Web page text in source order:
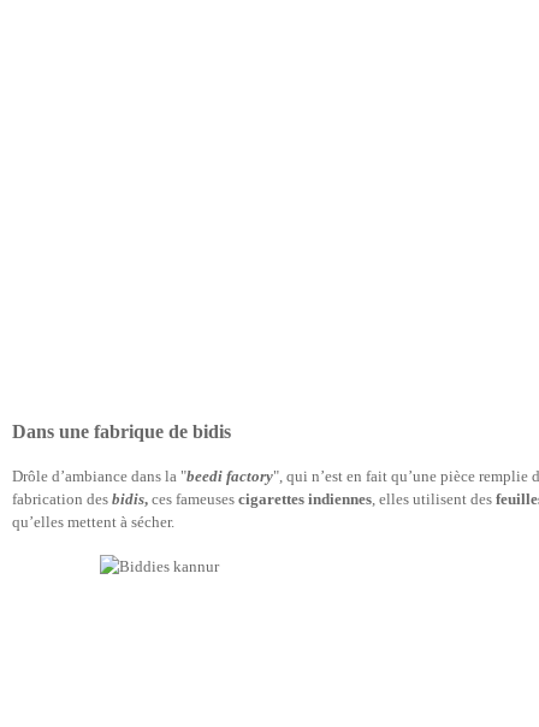
Dans une fabrique de bidis
Drôle d’ambiance dans la "beedi factory", qui n’est en fait qu’une pièce
fabrication des bidis, ces fameuses cigarettes indiennes, elles utilisent des
qu’elles mettent à sécher.